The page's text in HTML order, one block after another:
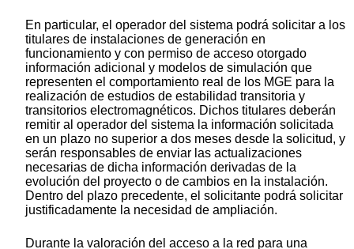
En particular, el operador del sistema podrá solicitar a los
titulares de instalaciones de generación en
funcionamiento y con permiso de acceso otorgado
información adicional y modelos de simulación que
representen el comportamiento real de los MGE para la
realización de estudios de estabilidad transitoria y
transitorios electromagnéticos. Dichos titulares deberán
remitir al operador del sistema la información solicitada
en un plazo no superior a dos meses desde la solicitud, y
serán responsables de enviar las actualizaciones
necesarias de dicha información derivadas de la
evolución del proyecto o de cambios en la instalación.
Dentro del plazo precedente, el solicitante podrá solicitar
justificadamente la necesidad de ampliación.
Durante la valoración del acceso a la red para una